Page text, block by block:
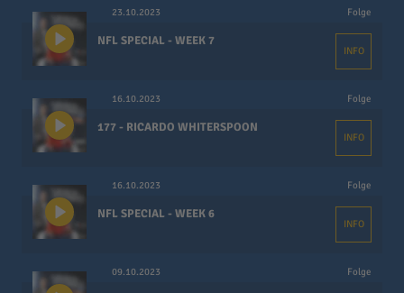
23.10.2023 Folge
NFL SPECIAL - WEEK 7
INFO
16.10.2023 Folge
177 - RICARDO WHITERSPOON
INFO
16.10.2023 Folge
NFL SPECIAL - WEEK 6
INFO
09.10.2023 Folge